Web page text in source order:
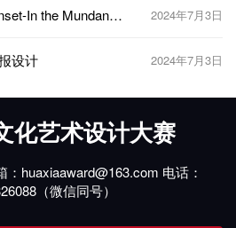
In the Mundane
2024年7月3日
设计 2024年7月3日
化艺术设计大赛
：huaxiaaward@163.com 电话：
（微信同号）